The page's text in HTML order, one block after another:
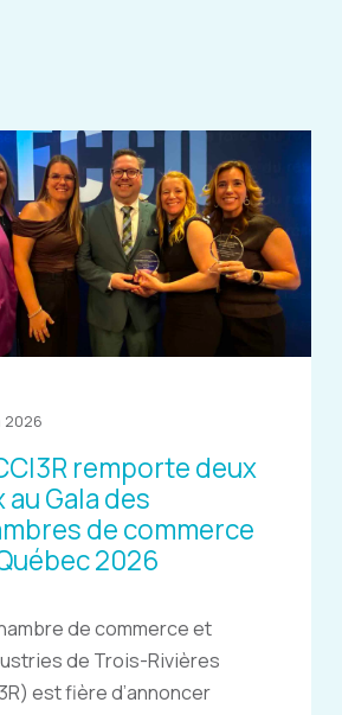
2026
remporte deux
au Gala des
de commerce
2026
de commerce et
de Trois-Rivières
est fière d’annoncer